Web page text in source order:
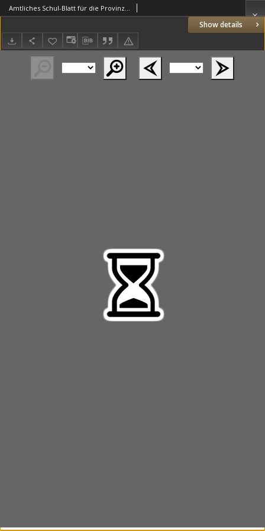
Show details
Amtliches Schul-Blatt für die Provinz Posen 1890.08.19 R.23 nr16